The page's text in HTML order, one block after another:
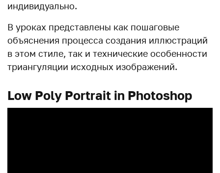
индивидуально.
В уроках представлены как пошаговые
объяснения процесса создания иллюстраций
в этом стиле, так и технические особенности
триангуляции исходных изображений.
Low Poly Portrait in Photoshop